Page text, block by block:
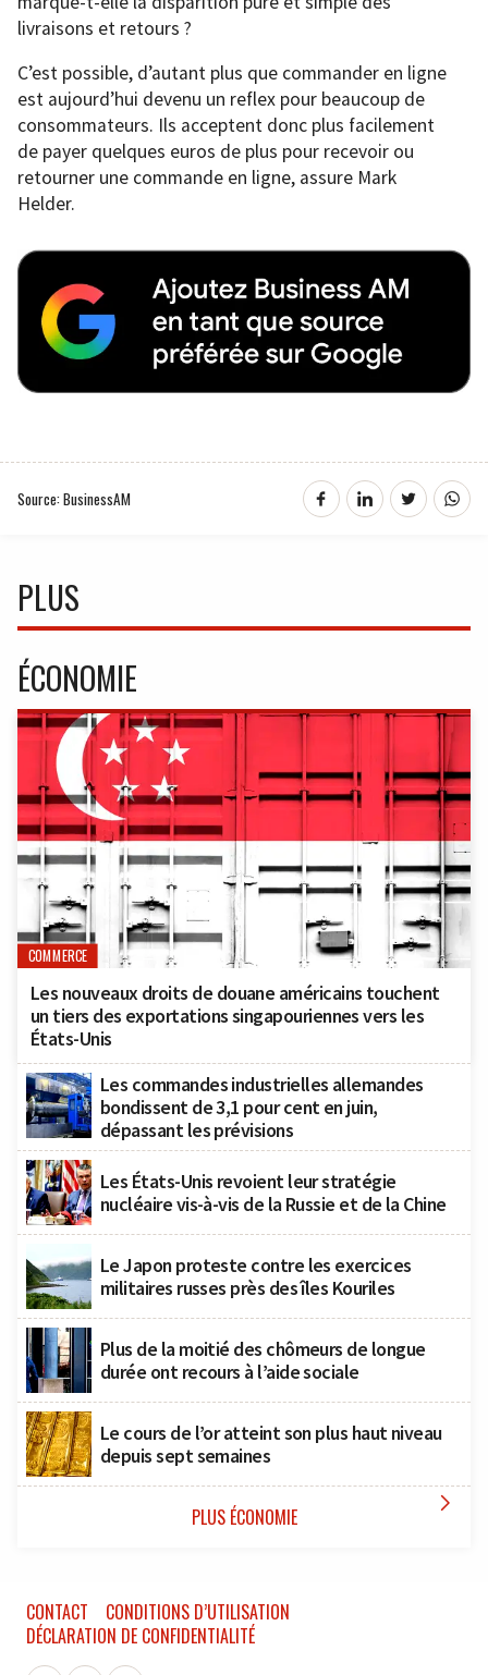
livraisons et retours ?
C’est possible, d’autant plus que commander en ligne
est aujourd’hui devenu un reflex pour beaucoup de
consommateurs. Ils acceptent donc plus facilement
de payer quelques euros de plus pour recevoir ou
retourner une commande en ligne, assure Mark
Helder.
Source: BusinessAM
PLUS
ÉCONOMIE
COMMERCE
Les nouveaux droits de douane américains touchent
un tiers des exportations singapouriennes vers les
États-Unis
Les commandes industrielles allemandes
bondissent de 3,1 pour cent en juin,
dépassant les prévisions
Les États-Unis revoient leur stratégie
nucléaire vis-à-vis de la Russie et de la Chine
Le Japon proteste contre les exercices
militaires russes près des îles Kouriles
Plus de la moitié des chômeurs de longue
durée ont recours à l’aide sociale
Le cours de l’or atteint son plus haut niveau
depuis sept semaines
PLUS ÉCONOMIE 
CONTACT
CONDITIONS D’UTILISATION
DÉCLARATION DE CONFIDENTIALITÉ